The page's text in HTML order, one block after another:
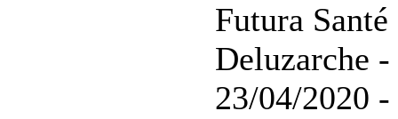
Futura
Deluzarche
23/04/2020